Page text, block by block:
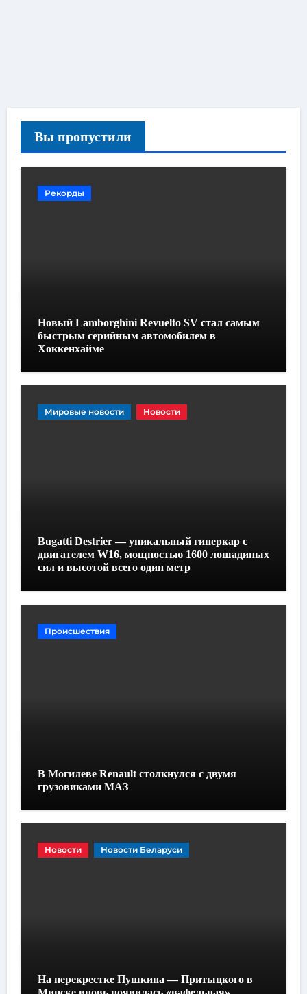
Вы пропустили
Рекорды
Новый Lamborghini Revuelto SV стал самым
быстрым серийным автомобилем в
Хоккенхайме
Мировые новости Новости
Bugatti Destrier — уникальный гиперкар с
двигателем W16, мощностью 1600 лошадиных
сил и высотой всего один метр
Происшествия
В Могилеве Renault столкнулся с двумя
грузовиками МАЗ
Новости Новости Беларуси
На перекрестке Пушкина — Притыцкого в